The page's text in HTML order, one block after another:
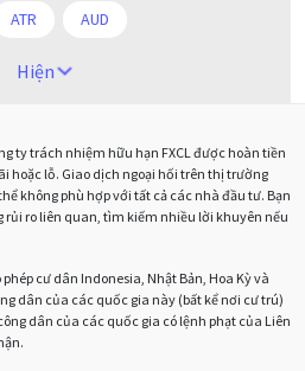
ATR AUD
phi nông nghiệp CAD
19 CPI Charles Dow
gia tư vấn
Hiện
ty trách nhiệm hữu hạn FXCL được hoàn tiền
hoặc lỗ. Giao dịch ngoại hối trên thị trường
không phù hợp với tất cả các nhà đầu tư. Bạn
rủi ro liên quan, tìm kiếm nhiều lời khuyên nếu
cư dân Indonesia, Nhật Bản, Hoa Kỳ và
dân của các quốc gia này (bất kể nơi cư trú)
dân của các quốc gia có lệnh phạt của Liên